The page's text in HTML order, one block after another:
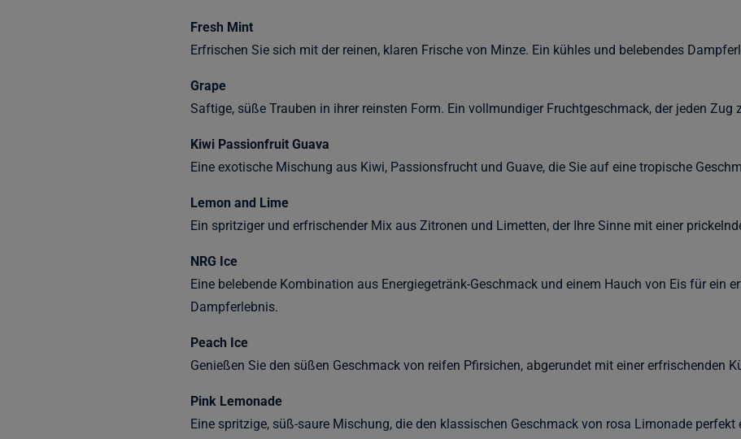
Fresh Mint
Erfrischen Sie sich mit der reinen, klaren Frische von Minze. Ein kühles und belebendes
Grape
Saftige, süße Trauben in ihrer reinsten Form. Ein vollmundiger Fruchtgeschmack, der jeden Zug
Kiwi Passionfruit Guava
Eine exotische Mischung aus Kiwi, Passionsfrucht und Guave, die Sie auf eine tropische
Lemon and Lime
Ein spritziger und erfrischender Mix aus Zitronen und Limetten, der Ihre Sinne mit einer
NRG Ice
Eine belebende Kombination aus Energiegetränk-Geschmack und einem Hauch von Eis für ein
Dampferlebnis.
Peach Ice
Genießen Sie den süßen Geschmack von reifen Pfirsichen, abgerundet mit einer erfrischenden
Pink Lemonade
Eine spritzige, süß-saure Mischung, die den klassischen Geschmack von rosa Limonade perfekt